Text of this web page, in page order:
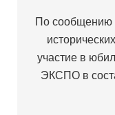
По сообщению
участие в
ЭКСПО в